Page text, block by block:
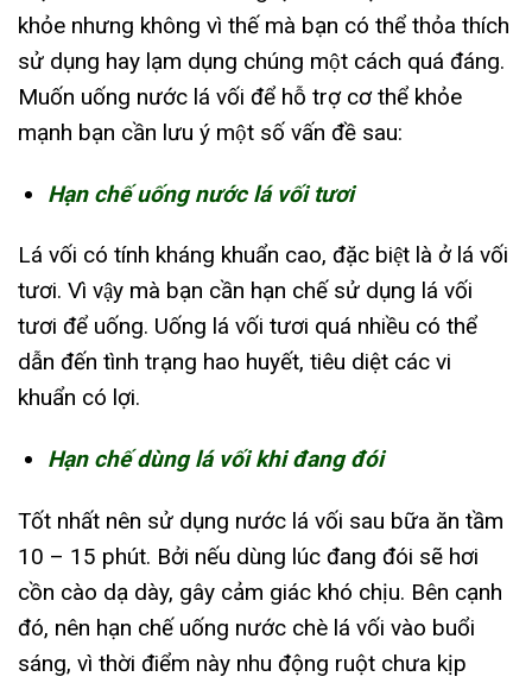
khỏe nhưng không vì thế mà bạn có thể thỏa thích
sử dụng hay lạm dụng chúng một cách quá đáng.
Muốn uống nước lá vối để hỗ trợ cơ thể khỏe
mạnh bạn cần lưu ý một số vấn đề sau:
Hạn chế uống nước lá vối tươi
Lá vối có tính kháng khuẩn cao, đặc biệt là ở lá vối
tươi. Vì vậy mà bạn cần hạn chế sử dụng lá vối
tươi để uống. Uống lá vối tươi quá nhiều có thể
dẫn đến tình trạng hao huyết, tiêu diệt các vi
khuẩn có lợi.
Hạn chế dùng lá vối khi đang đói
Tốt nhất nên sử dụng nước lá vối sau bữa ăn tầm
10 – 15 phút. Bởi nếu dùng lúc đang đói sẽ hơi
cồn cào dạ dày, gây cảm giác khó chịu. Bên cạnh
đó, nên hạn chế uống nước chè lá vối vào buổi
sáng, vì thời điểm này nhu động ruột chưa kịp